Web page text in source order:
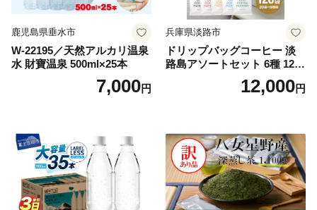
鹿児島県垂水市
W-22195／天然アルカリ温泉
水 財寶温泉 500ml×25本
7,000円
兵庫県淡路市
ドリップバッグコーヒー 淡
路島アソートセット 6種 120
袋 飲み比べ コーヒー
12,000円